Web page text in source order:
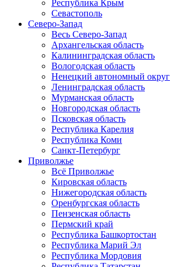
Республика Крым
Севастополь
Северо-Запад
Весь Северо-Запад
Архангельская область
Калининградская область
Вологодская область
Ненецкий автономный округ
Ленинградская область
Мурманская область
Новгородская область
Псковская область
Республика Карелия
Республика Коми
Санкт-Петербург
Приволжье
Всё Приволжье
Кировская область
Нижегородская область
Оренбургская область
Пензенская область
Пермский край
Республика Башкортостан
Республика Марий Эл
Республика Мордовия